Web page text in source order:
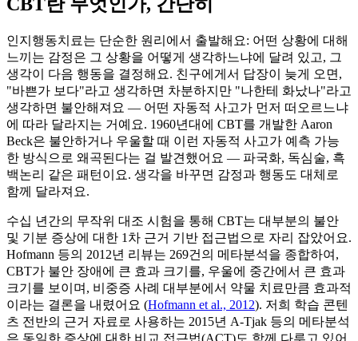
인지행동치료는 단순한 원리에서 출발해요: 어떤 상황에 대해
느끼는 감정은 그 상황을 어떻게 생각하느냐에 달려 있고, 그
생각이 다음 행동을 결정해요. 친구에게서 답장이 늦게 오면,
"바쁜가 보다"라고 생각하면 차분하지만 "나한테 화났나"라고
생각하면 불안해져요 — 어떤 자동적 사고가 먼저 떠오르느냐
에 따라 달라지는 거예요. 1960년대에 CBT를 개발한 Aaron
Beck은 불안하거나 우울할 때 이런 자동적 사고가 예측 가능
한 방식으로 왜곡된다는 걸 발견했어요 — 파국화, 독심술, 흑
백논리 같은 패턴이요. 생각을 바꾸면 감정과 행동도 대체로
함께 달라져요.
수십 년간의 무작위 대조 시험을 통해 CBT는 대부분의 불안
및 기분 증상에 대한 1차 근거 기반 접근법으로 자리 잡았어요.
Hofmann 등의 2012년 리뷰는 269건의 메타분석을 종합하여,
CBT가 불안 장애에 큰 효과 크기를, 우울에 중간에서 큰 효과
크기를 보이며, 비중증 사례 대부분에서 약물 치료만큼 효과적
이라는 결론을 내렸어요 (Hofmann et al., 2012). 저희 학습 콘텐
츠 전반의 근거 자료로 사용하는 2015년 A-Tjak 등의 메타분석
은 동일한 증상에 대한 비교 접근법(ACT)도 함께 다루고 있어